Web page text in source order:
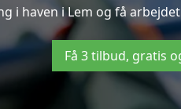
i haven i Lem og få
Få 3 tilbud, gratis